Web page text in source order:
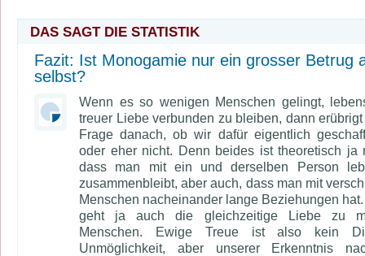
DAS SAGT DIE STATISTIK
Fazit: Ist Monogamie nur ein grosser Betrug
selbst?
Wenn es so wenigen Menschen gelingt,
treuer Liebe verbunden zu bleiben, dann
Frage danach, ob wir dafür eigentlich
oder eher nicht. Denn beides ist theoretisch ja
dass man mit ein und derselben Person
zusammenbleibt, aber auch, dass man mit
Menschen nacheinander lange Beziehungen
geht ja auch die gleichzeitige Liebe zu
Menschen. Ewige Treue ist also kein
Unmöglichkeit, aber unserer Erkenntnis